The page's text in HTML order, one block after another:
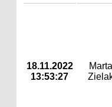
18.11.2022
13:53:27
Marta